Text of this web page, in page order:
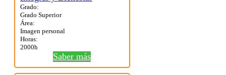
Grado:
Grado Superior
Área:
Imagen personal
Horas:
2000h
Saber más